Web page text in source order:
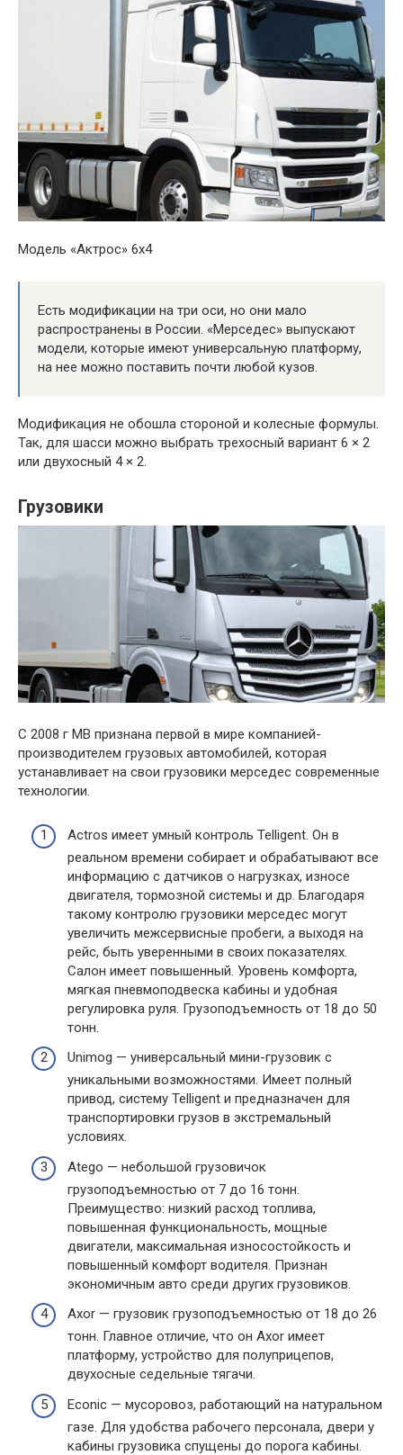
Модель «Актрос» 6х4
Есть модификации на три оси, но они мало
распространены в России. «Мерседес» выпускают
модели, которые имеют универсальную платформу,
на нее можно поставить почти любой кузов.
Модификация не обошла стороной и колесные формулы.
Так, для шасси можно выбрать трехосный вариант 6 × 2
или двухосный 4 × 2.
Грузовики
С 2008 г MB признана первой в мире компанией-
производителем грузовых автомобилей, которая
устанавливает на свои грузовики мерседес современные
технологии.
Actros имеет умный контроль Telligent. Он в
реальном времени собирает и обрабатывают все
информацию с датчиков о нагрузках, износе
двигателя, тормозной системы и др. Благодаря
такому контролю грузовики мерседес могут
увеличить межсервисные пробеги, а выходя на
рейс, быть уверенными в своих показателях.
Салон имеет повышенный. Уровень комфорта,
мягкая пневмоподвеска кабины и удобная
регулировка руля. Грузоподъемность от 18 до 50
тонн.
Unimog — универсальный мини-грузовик с
уникальными возможностями. Имеет полный
привод, систему Telligent и предназначен для
транспортировки грузов в экстремальный
условиях.
Atego — небольшой грузовичок
грузоподъемностью от 7 до 16 тонн.
Преимущество: низкий расход топлива,
повышенная функциональность, мощные
двигатели, максимальная износостойкость и
повышенный комфорт водителя. Признан
экономичным авто среди других грузовиков.
Axor — грузовик грузоподъемностью от 18 до 26
тонн. Главное отличие, что он Axor имеет
платформу, устройство для полуприцепов,
двухосные седельные тягачи.
Econic — мусоровоз, работающий на натуральном
газе. Для удобства рабочего персонала, двери у
кабины грузовика спущены до порога кабины.